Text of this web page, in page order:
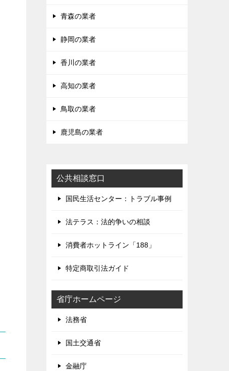
青森の業者
静岡の業者
香川の業者
高知の業者
鳥取の業者
鹿児島の業者
公共相談窓口
国民生活センター：トラブル事例
法テラス：法的争いの相談
消費者ホットライン「188」
特定商取引法ガイド
省庁ホームページ
法務省
国土交通省
金融庁